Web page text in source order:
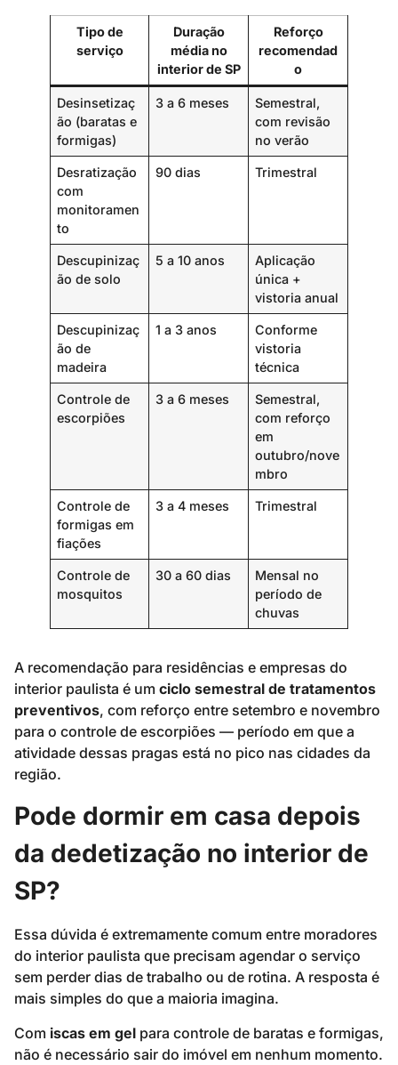
Tipo de
serviço
Duração
média no
interior de SP
Reforço
recomendad
o
Desinsetizaç
ão (baratas e
formigas)
3 a 6 meses
Semestral,
com revisão
no verão
Desratização
com
monitoramen
to
90 dias Trimestral
Descupinizaç
ão de solo
5 a 10 anos
Aplicação
única +
vistoria anual
Descupinizaç
ão de
madeira
1 a 3 anos
Conforme
vistoria
técnica
Controle de
escorpiões
3 a 6 meses
Semestral,
com reforço
em
outubro/nove
mbro
Controle de
formigas em
fiações
3 a 4 meses Trimestral
Controle de
mosquitos
30 a 60 dias
Mensal no
período de
chuvas
A recomendação para residências e empresas do
interior paulista é um ciclo semestral de tratamentos
preventivos, com reforço entre setembro e novembro
para o controle de escorpiões — período em que a
atividade dessas pragas está no pico nas cidades da
região.
Pode dormir em casa depois
da dedetização no interior de
SP?
Essa dúvida é extremamente comum entre moradores
do interior paulista que precisam agendar o serviço
sem perder dias de trabalho ou de rotina. A resposta é
mais simples do que a maioria imagina.
Com iscas em gel para controle de baratas e formigas,
não é necessário sair do imóvel em nenhum momento.